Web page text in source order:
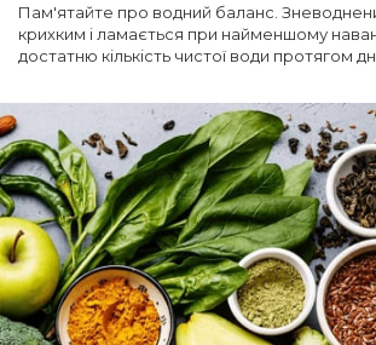
Пам'ятайте про водний баланс.
крихким і ламається при найменшому
достатню кількість чистої води протягом